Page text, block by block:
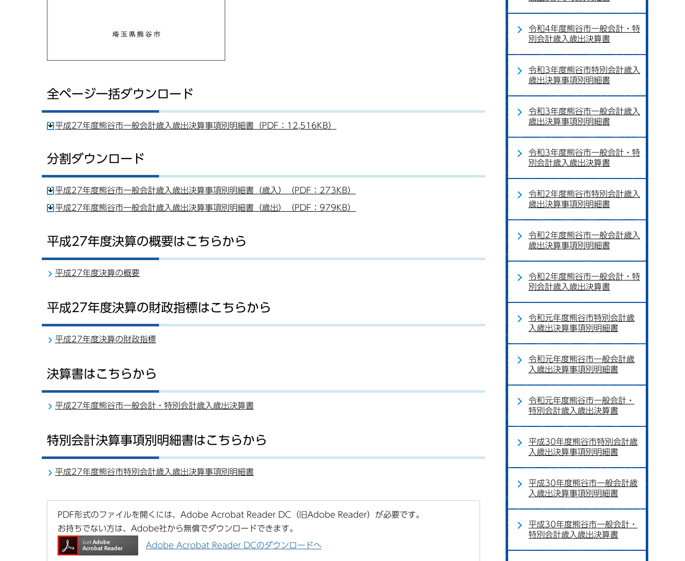
全ページ一括ダウンロード
平成27年度熊谷市一般会計歳入歳出決算事項別明細書（PDF：12,516KB）
分割ダウンロード
平成27年度熊谷市一般会計歳入歳出決算事項別明細書（歳入）（PDF：273KB）
平成27年度熊谷市一般会計歳入歳出決算事項別明細書（歳出）（PDF：979KB）
平成27年度決算の概要はこちらから
平成27年度決算の概要
平成27年度決算の財政指標はこちらから
平成27年度決算の財政指標
決算書はこちらから
平成27年度熊谷市一般会計・特別会計歳入歳出決算書
特別会計決算事項別明細書はこちらから
平成27年度熊谷市特別会計歳入歳出決算事項別明細書
PDF形式のファイルを開くには、Adobe Acrobat Reader DC（旧Adobe Reader）が必要です。
お持ちでない方は、Adobe社から無償でダウンロードできます。
Adobe Acrobat Reader DCのダウンロードへ
令和4年度熊谷市一般会計・特
別会計歳入歳出決算書
令和3年度熊谷市特別会計歳入
歳出決算事項別明細書
令和3年度熊谷市一般会計歳入
歳出決算事項別明細書
令和3年度熊谷市一般会計・特
別会計歳入歳出決算書
令和2年度熊谷市特別会計歳入
歳出決算事項別明細書
令和2年度熊谷市一般会計歳入
歳出決算事項別明細書
令和2年度熊谷市一般会計・特
別会計歳入歳出決算書
令和元年度熊谷市特別会計歳
入歳出決算事項別明細書
令和元年度熊谷市一般会計歳
入歳出決算事項別明細書
令和元年度熊谷市一般会計・
特別会計歳入歳出決算書
平成30年度熊谷市特別会計歳
入歳出決算事項別明細書
平成30年度熊谷市一般会計歳
入歳出決算事項別明細書
平成30年度熊谷市一般会計・
特別会計歳入歳出決算書